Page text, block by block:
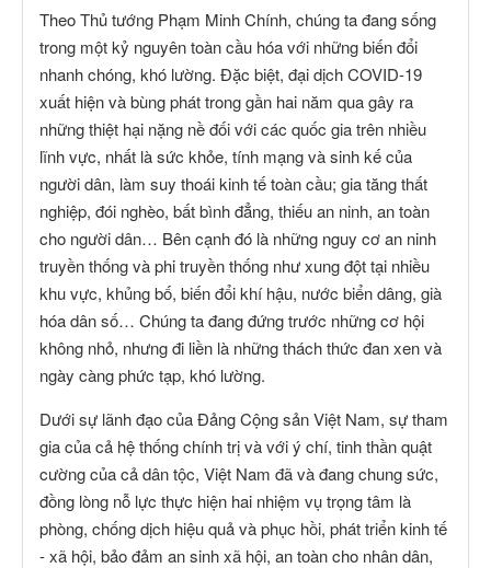
Theo Thủ tướng Phạm Minh Chính, chúng ta đang sống
trong một kỷ nguyên toàn cầu hóa với những biến đổi
nhanh chóng, khó lường. Đặc biệt, đại dịch COVID-19
xuất hiện và bùng phát trong gần hai năm qua gây ra
những thiệt hại nặng nề đối với các quốc gia trên nhiều
lĩnh vực, nhất là sức khỏe, tính mạng và sinh kế của
người dân, làm suy thoái kinh tế toàn cầu; gia tăng thất
nghiệp, đói nghèo, bất bình đẳng, thiếu an ninh, an toàn
cho người dân… Bên cạnh đó là những nguy cơ an ninh
truyền thống và phi truyền thống như xung đột tại nhiều
khu vực, khủng bố, biến đổi khí hậu, nước biển dâng, già
hóa dân số… Chúng ta đang đứng trước những cơ hội
không nhỏ, nhưng đi liền là những thách thức đan xen và
ngày càng phức tạp, khó lường.
Dưới sự lãnh đạo của Đảng Cộng sản Việt Nam, sự tham
gia của cả hệ thống chính trị và với ý chí, tinh thần quật
cường của cả dân tộc, Việt Nam đã và đang chung sức,
đồng lòng nỗ lực thực hiện hai nhiệm vụ trọng tâm là
phòng, chống dịch hiệu quả và phục hồi, phát triển kinh tế
- xã hội, bảo đảm an sinh xã hội, an toàn cho nhân dân,